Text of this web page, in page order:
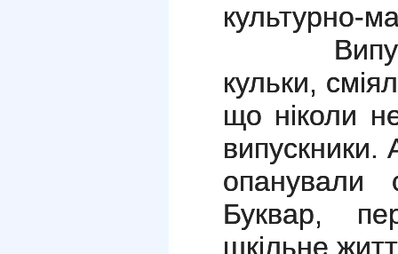
культурно-
кульки,
що ніколи
випускники.
Буквар,
шкільне